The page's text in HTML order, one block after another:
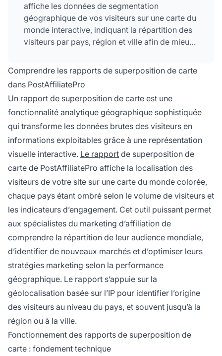
affiche les données de segmentation
géographique de vos visiteurs sur une carte du
monde interactive, indiquant la répartition des
visiteurs par pays, région et ville afin de mieux
d’optimiser les stratégies marketing régionales.
Comprendre les rapports de superposition de carte
dans PostAffiliatePro
Un rapport de superposition de carte est une
fonctionnalité analytique géographique sophistiquée
qui transforme les données brutes des visiteurs en
informations exploitables grâce à une représentation
visuelle interactive. Le rapport de superposition de
carte de PostAffiliatePro affiche la localisation des
visiteurs de votre site sur une carte du monde colorée,
chaque pays étant ombré selon le volume de visiteurs et
les indicateurs d’engagement. Cet outil puissant permet
aux spécialistes du marketing d’affiliation de
comprendre la répartition de leur audience mondiale,
d’identifier de nouveaux marchés et d’optimiser leurs
stratégies marketing selon la performance
géographique. Le rapport s’appuie sur la
géolocalisation basée sur l’IP pour identifier l’origine
des visiteurs au niveau du pays, et souvent jusqu’à la
région ou à la ville.
Fonctionnement des rapports de superposition de
carte : fondement technique